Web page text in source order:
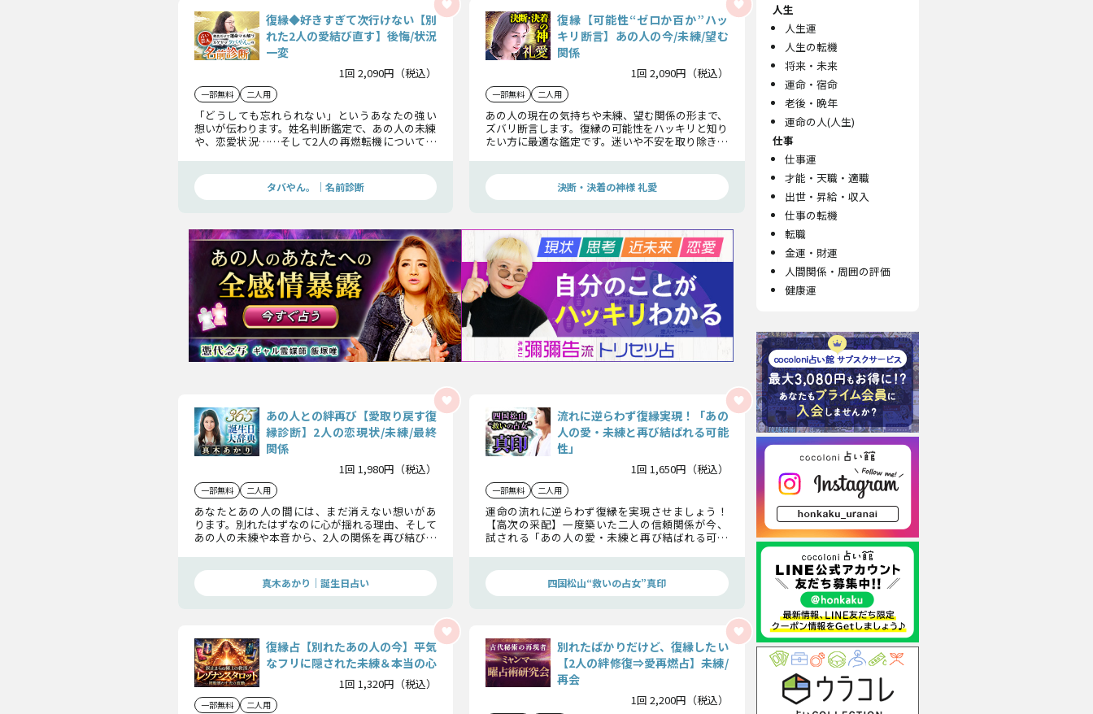
復縁◆好きすぎて次行けない【別
れた2人の愛結び直す】後悔/状況
一変
1回 2,090円（税込）
一部無料 二人用
「どうしても忘れられない」というあなたの強い
想いが伝わります。姓名判断鑑定で、あの人の未練
や、恋愛状況……そして2人の再燃転機について紐
タバやん。｜名前診断
復縁【可能性“ゼロか百か”ハッ
キリ断言】あの人の今/未練/望む
関係
1回 2,090円（税込）
一部無料 二人用
あの人の現在の気持ちや未練、望む関係の形まで、
ズバリ断言します。復縁の可能性をハッキリと知り
たい方に最適な鑑定です。迷いや不安を取り除きな
決断・決着の神様 礼愛
あの人との絆再び【愛取り戻す復
縁診断】2人の恋現状/未練/最終
関係
1回 1,980円（税込）
一部無料 二人用
あなたとあの人の間には、まだ消えない想いがあ
ります。別れたはずなのに心が揺れる理由、そして
あの人の未練や本音から、2人の関係を再び結びつ
真木あかり｜誕生日占い
流れに逆らわず復縁実現！「あの
人の愛・未練と再び結ばれる可能
性」
1回 1,650円（税込）
一部無料 二人用
運命の流れに逆らわず復縁を実現させましょう！
【高次の采配】一度築いた二人の信頼関係が今、
試される「あの人の愛・未練と再び結ばれる可能
四国松山“救いの占女”真印
復縁占【別れたあの人の今】平気
なフリに隠された未練＆本当の心
1回 1,320円（税込）
一部無料 二人用
別れたばかりだけど、復縁したい
【2人の絆修復⇒愛再燃占】未練/
再会
1回 2,200円（税込）
人生
人生運
人生の転機
将来・未来
運命・宿命
老後・晩年
運命の人(人生)
仕事
仕事運
才能・天職・適職
出世・昇給・収入
仕事の転機
転職
金運・財運
人間関係・周囲の評価
健康運